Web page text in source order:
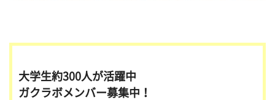
大学生約300人が活躍中
ガクラボメンバー募集中！